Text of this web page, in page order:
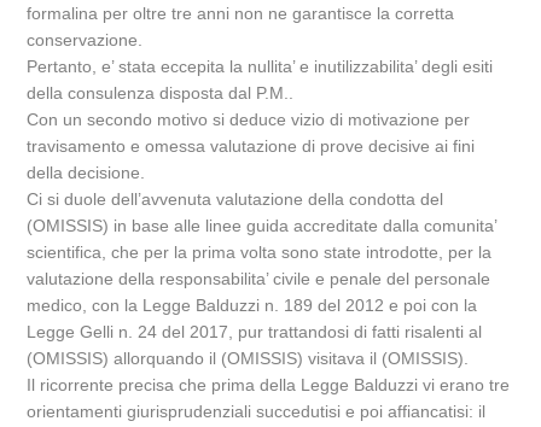
formalina per oltre tre anni non ne garantisce la corretta
conservazione.
Pertanto, e’ stata eccepita la nullita’ e inutilizzabilita’ degli esiti
della consulenza disposta dal P.M..
Con un secondo motivo si deduce vizio di motivazione per
travisamento e omessa valutazione di prove decisive ai fini
della decisione.
Ci si duole dell’avvenuta valutazione della condotta del
(OMISSIS) in base alle linee guida accreditate dalla comunita’
scientifica, che per la prima volta sono state introdotte, per la
valutazione della responsabilita’ civile e penale del personale
medico, con la Legge Balduzzi n. 189 del 2012 e poi con la
Legge Gelli n. 24 del 2017, pur trattandosi di fatti risalenti al
(OMISSIS) allorquando il (OMISSIS) visitava il (OMISSIS).
Il ricorrente precisa che prima della Legge Balduzzi vi erano tre
orientamenti giurisprudenziali succedutisi e poi affiancatisi: il